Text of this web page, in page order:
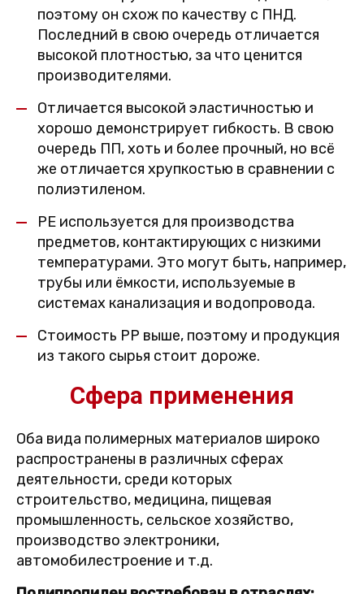
поэтому он схож по качеству с ПНД.
Последний в свою очередь отличается
высокой плотностью, за что ценится
производителями.
Отличается высокой эластичностью и
хорошо демонстрирует гибкость. В свою
очередь ПП, хоть и более прочный, но всё
же отличается хрупкостью в сравнении с
полиэтиленом.
PE используется для производства
предметов, контактирующих с низкими
температурами. Это могут быть, например,
трубы или ёмкости, используемые в
системах канализация и водопровода.
Стоимость PP выше, поэтому и продукция
из такого сырья стоит дороже.
Сфера применения
Оба вида полимерных материалов широко
распространены в различных сферах
деятельности, среди которых
строительство, медицина, пищевая
промышленность, сельское хозяйство,
производство электроники,
автомобилестроение и т.д.